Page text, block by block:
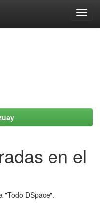
en el
"Todo DSpace".